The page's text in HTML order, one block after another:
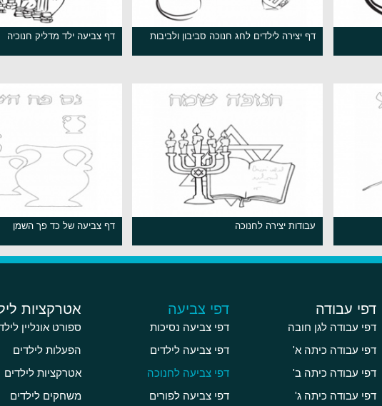
דף יצירה לילדים לחג חנוכה סביבון ולביבות דף צביעה ילד מדליק חנוכיה
עבודות יצירה לחנוכה דף צביעה של כד פך השמן
דפי עבודה
דפי עבודה לגן חובה
דפי עבודה כיתה א'
דפי עבודה כיתה ב'
דפי עבודה כיתה ג'
דפי צביעה
דפי צביעה נסיכות
דפי צביעה לילדים
דפי צביעה לחנוכה
דפי צביעה לפורים
אטרקציות
ספורט אונליין
הפעלות לילדים
אטרקציות לילדים
משחקים לילדים